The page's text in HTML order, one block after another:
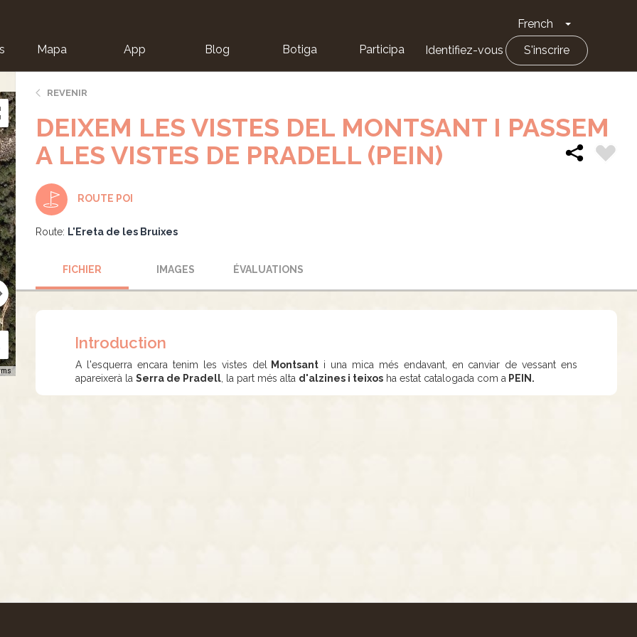
French Toggle
Mapa App Blog Botiga Participa Identifiez-vous S'inscrire
REVENIR
DEIXEM LES VISTES DEL MONTSANT I PASSEM
A LES VISTES DE PRADELL (PEIN)
ROUTE POI
Route: L'Ereta de les Bruixes
FICHIER IMAGES ÉVALUATIONS
Introduction
A l'esquerra encara tenim les vistes del Montsant i una mica més endavant, en canviar de vessant ens
apareixerà laSerra de Pradell , la part més alta d'alzines i teixos ha estat catalogada com a PEIN.